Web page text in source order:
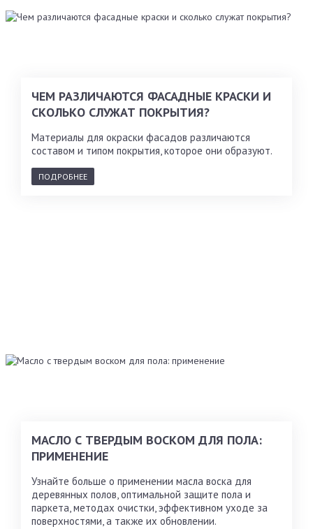
ЧЕМ РАЗЛИЧАЮТСЯ ФАСАДНЫЕ КРАСКИ И
СКОЛЬКО СЛУЖАТ ПОКРЫТИЯ?
Материалы для окраски фасадов различаются
составом и типом покрытия, которое они образуют.
ПОДРОБНЕЕ
МАСЛО С ТВЕРДЫМ ВОСКОМ ДЛЯ ПОЛА:
ПРИМЕНЕНИЕ
Узнайте больше о применении масла воска для
деревянных полов, оптимальной защите пола и
паркета, методах очистки, эффективном уходе за
поверхностями, а также их обновлении.